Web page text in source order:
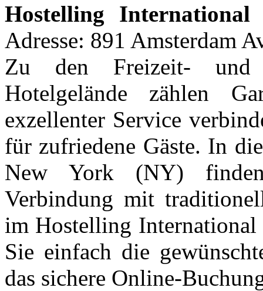
Hostelling
Adresse: 891 Amsterdam
Zu den Freizeit- und
Hotelgelände zählen
exzellenter Service
für zufriedene Gäste. In
New York (NY)
Verbindung mit
im Hostelling International
Sie einfach die
das sichere Online-